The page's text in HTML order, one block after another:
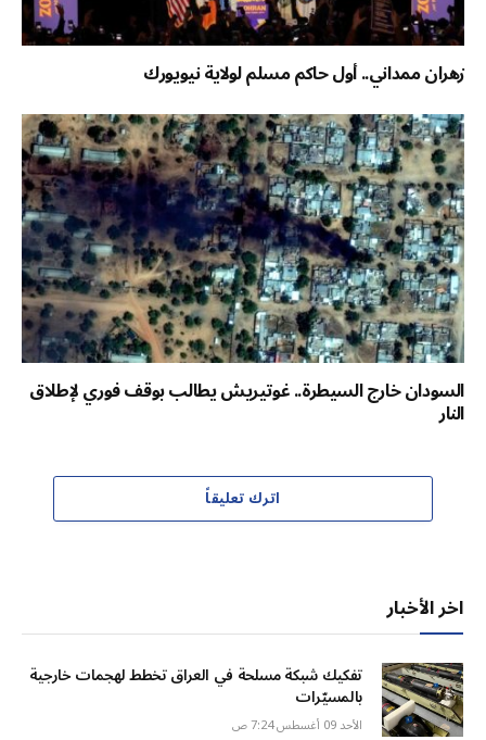
زهران ممداني.. أول حاكم مسلم لولاية نيويورك
السودان خارج السيطرة.. غوتيريش يطالب بوقف فوري لإطلاق
النار
اترك تعليقاً
اخر الأخبار
تفكيك شبكة مسلحة في العراق تخطط لهجمات خارجية
بالمسيّرات
الأحد 09 أغسطس 7:24 ص